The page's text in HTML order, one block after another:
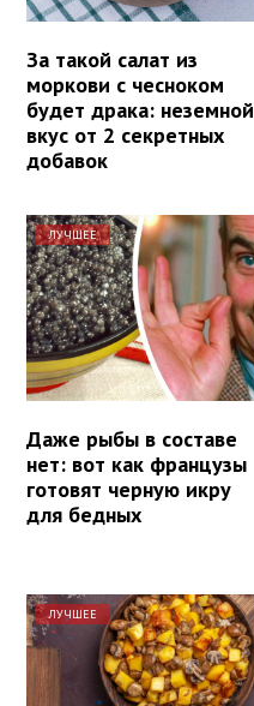
За такой салат из
моркови с чесноком
будет драка: неземной
вкус от 2 секретных
добавок
ЛУЧШЕЕ
Даже рыбы в составе
нет: вот как французы
готовят черную икру
для бедных
ЛУЧШЕЕ